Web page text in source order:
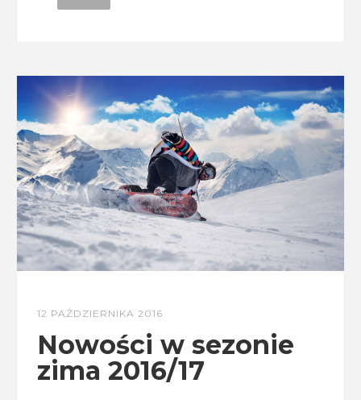
12 PAŹDZIERNIKA 2016
Nowości w sezonie
zima 2016/17